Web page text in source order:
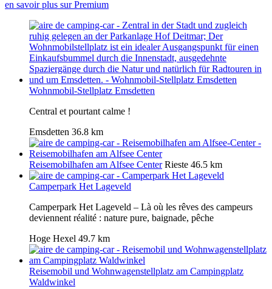
en savoir plus sur Premium
Wohnmobil-Stellplatz Emsdetten
Central et pourtant calme !
Emsdetten 36.8 km
Reisemobilhafen am Alfsee Center Rieste 46.5 km
Camperpark Het Lageveld
Camperpark Het Lageveld – Là où les rêves des campeurs
deviennent réalité : nature pure, baignade, pêche
Hoge Hexel 49.7 km
Reisemobil und Wohnwagenstellplatz am Campingplatz
Waldwinkel